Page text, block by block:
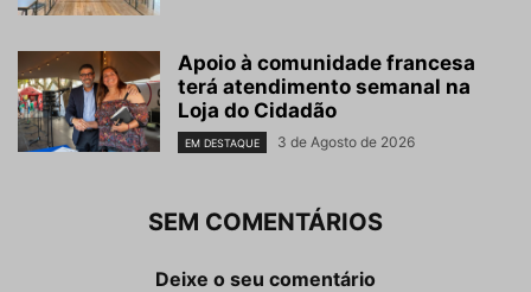
Apoio à comunidade francesa
terá atendimento semanal na
Loja do Cidadão
EM DESTAQUE 3 de Agosto de 2026
SEM COMENTÁRIOS
Deixe o seu comentário